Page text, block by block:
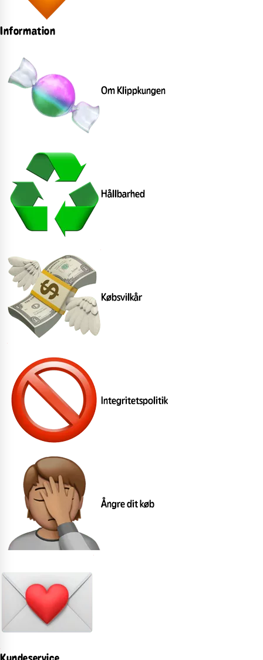
Information
Om Klippkungen
Hållbarhed
Købsvilkår
Integritetspolitik
Ångre dit køb